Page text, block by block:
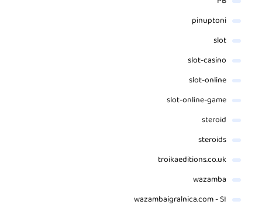
pinuptoni
slot
slot-casino
slot-online
slot-online-game
steroid
steroids
troikaeditions.co.uk
wazamba
wazambaigralnica.com - SI